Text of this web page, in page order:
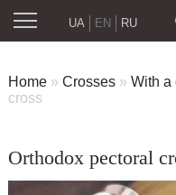
RU
UA EN
Home » Crosses » With a
cross
Orthodox pectoral